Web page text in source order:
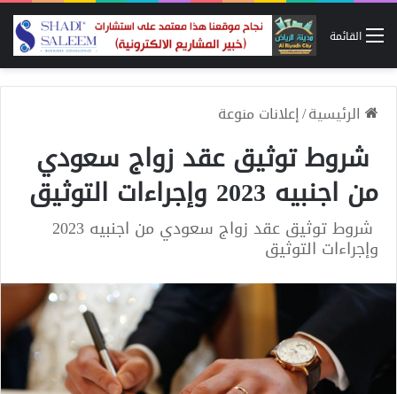
القائمة
الرئيسية/إعلانات منوعة
شروط توثيق عقد زواج سعودي
من اجنبيه 2023 وإجراءات التوثيق
شروط توثيق عقد زواج سعودي من اجنبيه 2023
وإجراءات التوثيق